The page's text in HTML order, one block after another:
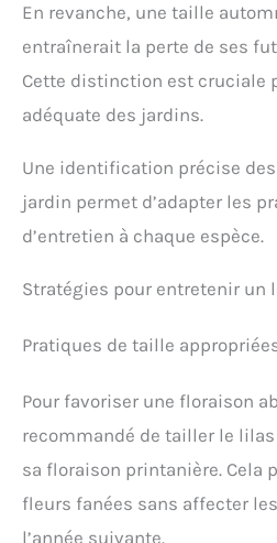
En revanche, une taille
entraînerait la perte de ses
Cette distinction est cruciale
adéquate des jardins.
Une identification précise
jardin permet d’adapter les
d’entretien à chaque espèce.
Stratégies pour entretenir un
Pratiques de taille
Pour favoriser une floraison
recommandé de tailler le
sa floraison printanière. Cela
fleurs fanées sans affecter
l’année suivante.